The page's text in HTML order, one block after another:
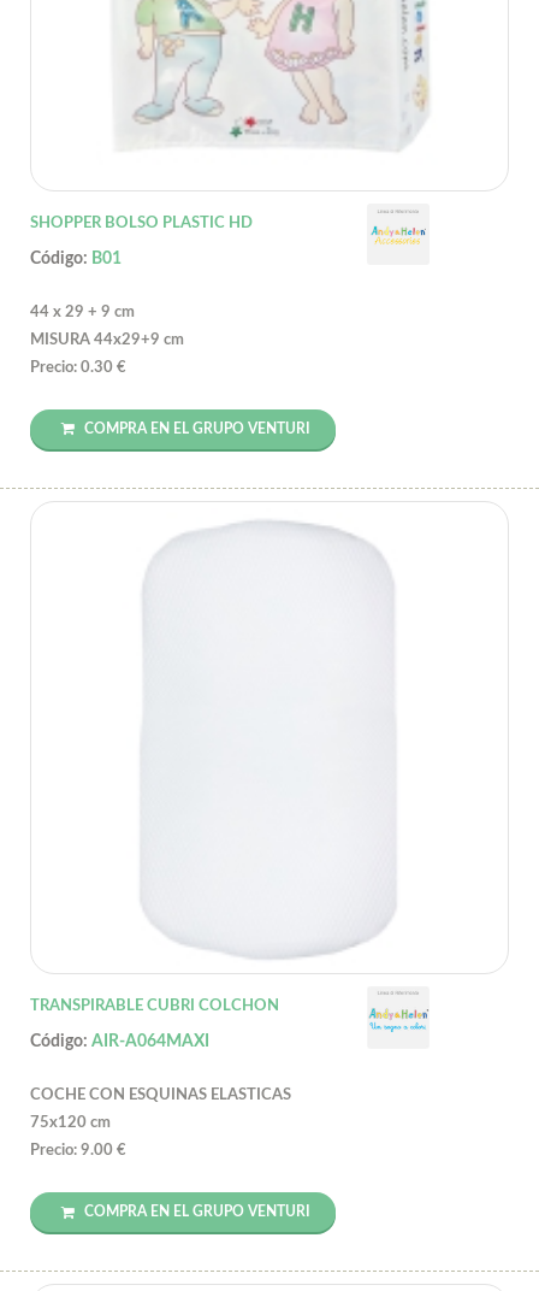
SHOPPER BOLSO PLASTIC HD
Código: B01
44 x 29 + 9 cm
MISURA 44x29+9 cm
Precio: 0.30 €
COMPRA EN EL GRUPO VENTURI
TRANSPIRABLE CUBRI COLCHON
Código: AIR-A064MAXI
COCHE CON ESQUINAS ELASTICAS
75x120 cm
Precio: 9.00 €
COMPRA EN EL GRUPO VENTURI